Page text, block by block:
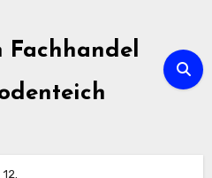
Fachhandel
12.